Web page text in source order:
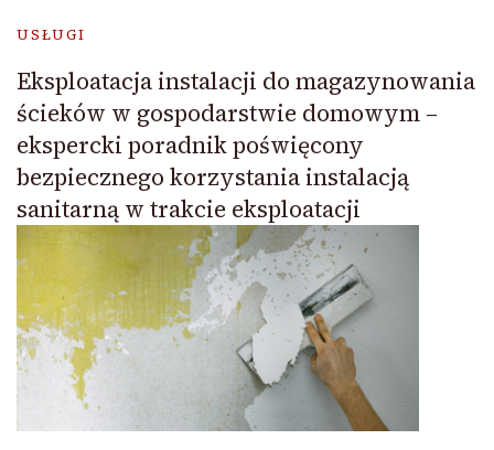
USŁUGI
Eksploatacja instalacji do magazynowania
ścieków w gospodarstwie domowym –
ekspercki poradnik poświęcony
bezpiecznego korzystania instalacją
sanitarną w trakcie eksploatacji